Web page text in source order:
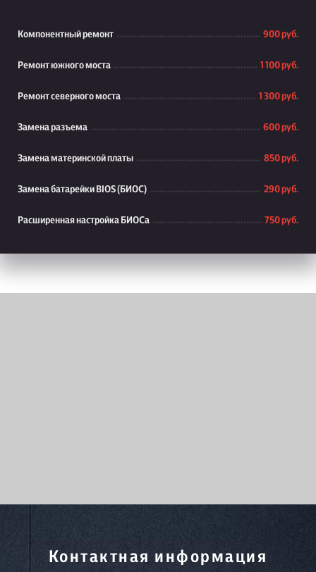
Компонентный ремонт 900 руб.
Ремонт южного моста 1 100 руб.
Ремонт северного моста 1 300 руб.
Замена разъема 600 руб.
Замена материнской платы 850 руб.
Замена батарейки BIOS (БИОС) 290 руб.
Расширенная настройка БИОСа 750 руб.
Контактная информация